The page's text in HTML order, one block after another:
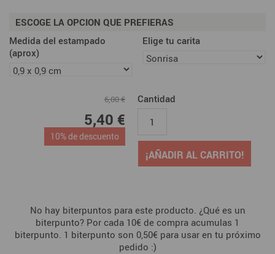
ESCOGE LA OPCION QUE PREFIERAS
Medida del estampado
(aprox)
Elige tu carita
6,00 €
5,40 €
10% de descuento
Cantidad
¡AÑADIR AL CARRITO!
No hay biterpuntos para este producto. ¿Qué es un
biterpunto? Por cada 10€ de compra acumulas 1
biterpunto. 1 biterpunto son 0,50€ para usar en tu próximo
pedido :)